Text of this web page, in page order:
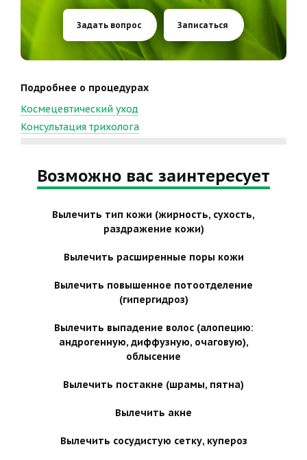
Задать вопрос Записаться
Подробнее о процедурах
Космецевтический уход
Консультация трихолога
Возможно вас заинтересует
Вылечить тип кожи (жирность, сухость,
раздражение кожи)
Вылечить расширенные поры кожи
Вылечить повышенное потоотделение
(гипергидроз)
Вылечить выпадение волос (алопецию:
андрогенную, диффузную, очаговую),
облысение
Вылечить постакне (шрамы, пятна)
Вылечить акне
Вылечить сосудистую сетку, купероз